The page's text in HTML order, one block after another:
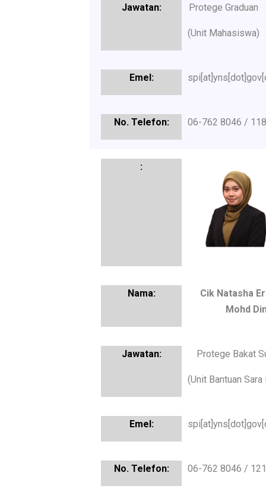
Protege Graduan
(Unit Mahasiswa)
06-762 8046 / 118
Cik Natasha
Mohd
Protege Bakat
(Unit Bantuan Sara
06-762 8046 / 121